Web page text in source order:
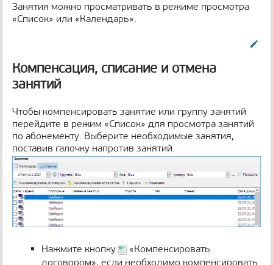
Занятия можно просматривать в режиме просмотра
«Список» или «Календарь».
Компенсация, списание и отмена
занятий
Чтобы компенсировать занятие или группу занятий
перейдите в режим «Список» для просмотра занятий
по абонементу. Выберите необходимые занятия,
поставив галочку напротив занятий.
Нажмите кнопку
«Компенсировать
договором», если необходимо компенсировать